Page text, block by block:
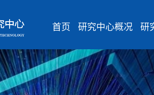
首页 研究中心概况 研